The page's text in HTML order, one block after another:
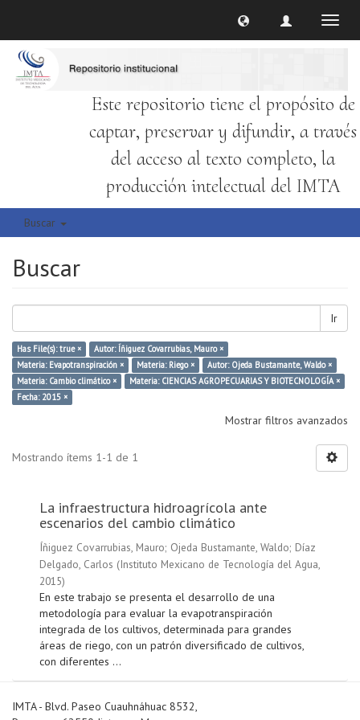
Este repositorio tiene el propósito de
captar, preservar y difundir, a través
del acceso al texto completo, la
producción intelectual del IMTA
Buscar
Buscar
Ir
Has File(s): true ×
Autor: Íñiguez Covarrubias, Mauro ×
Materia: Evapotranspiración ×
Materia: Riego ×
Autor: Ojeda Bustamante, Waldo ×
Materia: Cambio climático ×
Materia: CIENCIAS AGROPECUARIAS Y BIOTECNOLOGÍA ×
Fecha: 2015 ×
Mostrar filtros avanzados
Mostrando ítems 1-1 de 1
La infraestructura hidroagrícola ante
escenarios del cambio climático
Íñiguez Covarrubias, Mauro; Ojeda Bustamante, Waldo; Díaz
Delgado, Carlos (Instituto Mexicano de Tecnología del Agua,
2015)
En este trabajo se presenta el desarrollo de una
metodología para evaluar la evapotranspiración
integrada de los cultivos, determinada para grandes
áreas de riego, con un patrón diversificado de cultivos,
con diferentes ...
IMTA - Blvd. Paseo Cuauhnáhuac 8532,